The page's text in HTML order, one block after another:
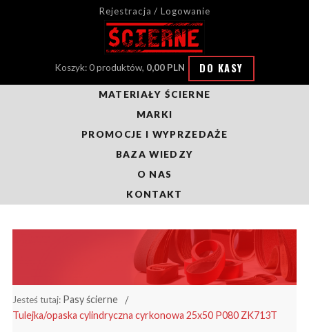
Rejestracja / Logowanie
Koszyk: 0 produktów, 0,00 PLN DO KASY
MATERIAŁY ŚCIERNE
MARKI
PROMOCJE I WYPRZEDAŻE
BAZA WIEDZY
O NAS
KONTAKT
Jesteś tutaj: Pasy ścierne
Tulejka/opaska cylindryczna cyrkonowa 25x50 P080 ZK713T